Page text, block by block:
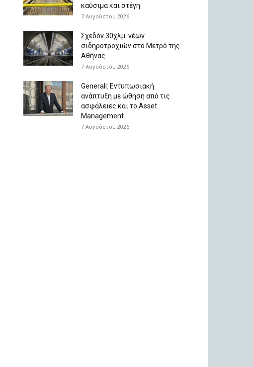
καύσιμα και στέγη
7 Αυγούστου 2026
Σχεδόν 30χλμ. νέων
σιδηροτροχιών στο Μετρό της
Αθήνας
7 Αυγούστου 2026
Generali: Eντυπωσιακή
ανάπτυξη με ώθηση από τις
ασφάλειες και το Asset
Management
7 Αυγούστου 2026